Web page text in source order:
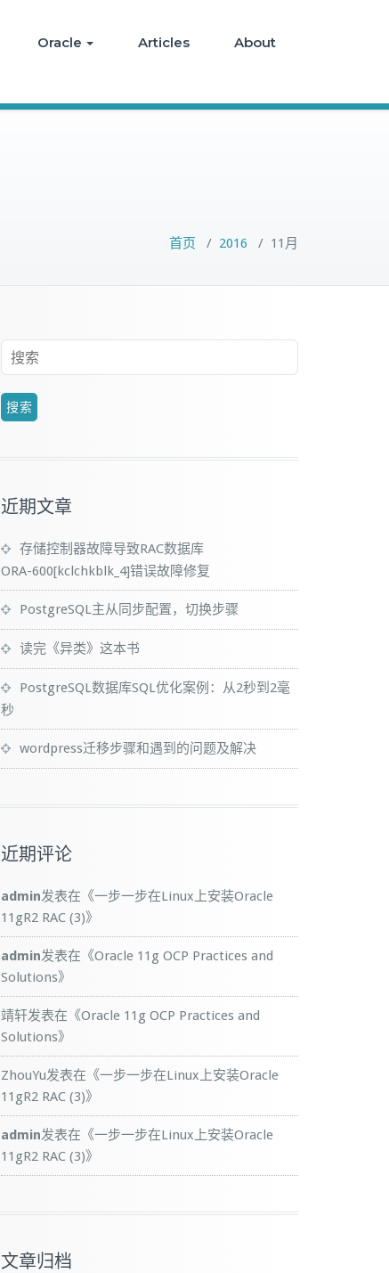
Oracle Articles About
首页 / 2016 / 11月
近期文章
存储控制器故障导致RAC数据库
ORA-600[kclchkblk_4]错误故障修复
PostgreSQL主从同步配置，切换步骤
读完《异类》这本书
PostgreSQL数据库SQL优化案例：从2秒到2毫
秒
wordpress迁移步骤和遇到的问题及解决
近期评论
admin发表在《一步一步在Linux上安装Oracle
11gR2 RAC (3)》
admin发表在《Oracle 11g OCP Practices and
Solutions》
靖轩发表在《Oracle 11g OCP Practices and
Solutions》
ZhouYu发表在《一步一步在Linux上安装Oracle
11gR2 RAC (3)》
admin发表在《一步一步在Linux上安装Oracle
11gR2 RAC (3)》
文章归档